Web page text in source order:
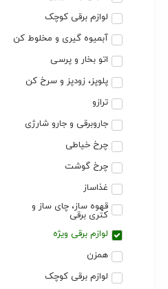
لوازم برقی کوچک
آبمیوه گیری و مخلوط کن
اتو بخار و پرسی
پلوپز، زودپز و سرخ کن
ترازو
جاروبرقی و جارو شارژی
چرخ خیاطی
چرخ گوشت
غذاساز
قهوه ساز، چای ساز و
کتری برقی
لوازم برقی ویژه
همزن
لوازم برقی کوچک